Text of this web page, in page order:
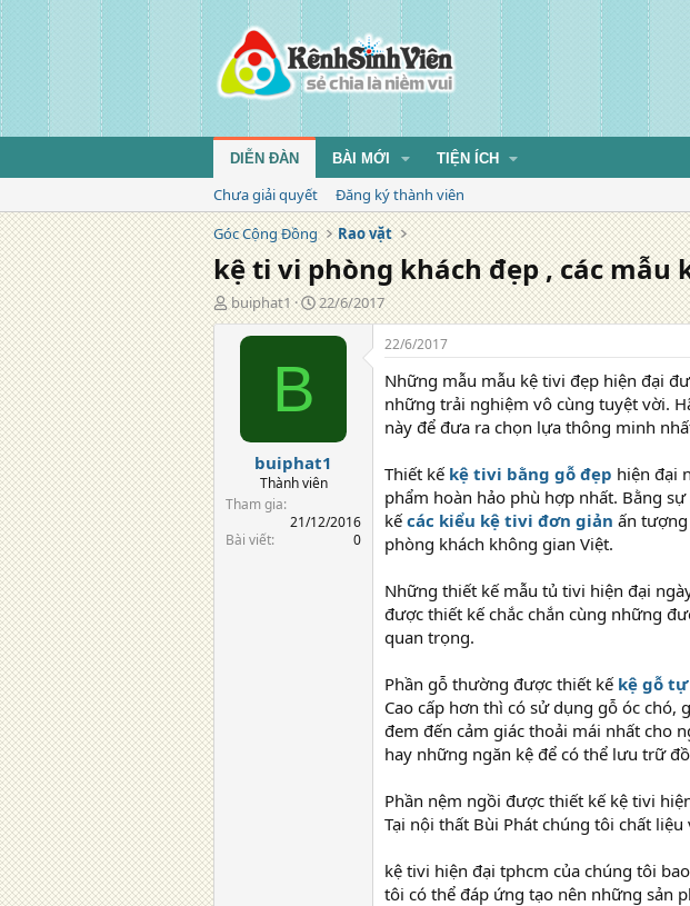
DIỄN ĐÀN BÀI MỚI TIỆN ÍCH
Chưa giải quyết
Đăng ký thành viên
Góc Cộng Đồng
Rao vặt
kệ ti vi phòng khách đẹp , các mẫu
T
á
buiphat1
N
g
à
g
22/6/2017
B
buiphat1
Thành viên
Tham gia
21/12/2016
Bài viết
0
22/6/2017
Những mẫu mẫu kệ tivi đẹp hiện đại
những trải nghiệm vô cùng tuyệt vời.
này để đưa ra chọn lựa thông minh
Thiết kế kệ tivi bằng gỗ đẹp hiện đại
phẩm hoàn hảo phù hợp nhất. Bằng
kế các kiểu kệ tivi đơn giản ấn
phòng khách không gian Việt.
Những thiết kế mẫu tủ tivi hiện đại
được thiết kế chắc chắn cùng những
quan trọng.
Phần gỗ thường được thiết kế kệ gỗ
Cao cấp hơn thì có sử dụng gỗ óc
đem đến cảm giác thoải mái nhất cho
hay những ngăn kệ để có thể lưu trữ
Phần nệm ngồi được thiết kế kệ tivi
Tại nội thất Bùi Phát chúng tôi chất
kệ tivi hiện đại tphcm của chúng tôi
tôi có thể đáp ứng tạo nên những sản